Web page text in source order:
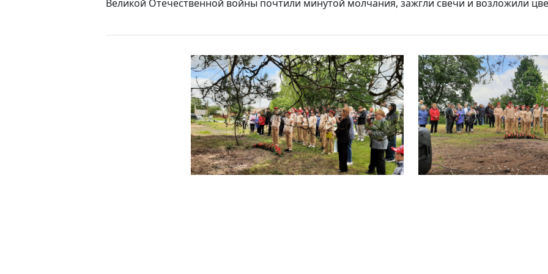
Великой Отечественной войны почтили минутой молчания, зажгли свечи и возложили